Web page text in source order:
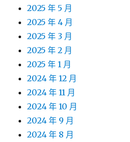
2025 年 5 月
2025 年 4 月
2025 年 3 月
2025 年 2 月
2025 年 1 月
2024 年 12 月
2024 年 11 月
2024 年 10 月
2024 年 9 月
2024 年 8 月